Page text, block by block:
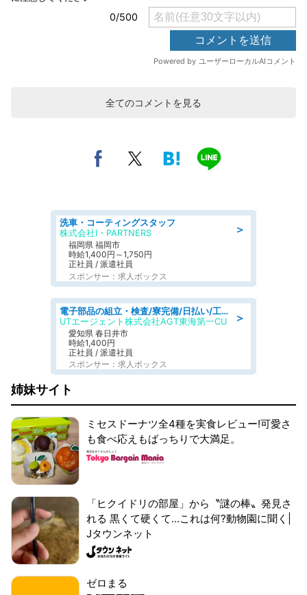
全てのコメントを見る
＞
洗車・コーティングスタッフ
株式会社I・PARTNERS
福岡県 福岡市
時給1,400円～1,750円
正社員 / 派遣社員
スポンサー：求人ボックス
＞
電子部品の組立・検査/寮完備/日払い/工場・製造
UTエージェント株式会社AGT東海第一CU
愛知県 春日井市
時給1,400円
正社員 / 派遣社員
スポンサー：求人ボックス
姉妹サイト
ミセスドーナツ全4種を実食レビュー!可愛さ
も食べ応えもばっちりで大満足。
「ヒクイドリの部屋」から〝謎の棒〟発見さ
れる 黒くて硬くて...これは何?動物園に聞く|
Jタウンネット
ゼロまる